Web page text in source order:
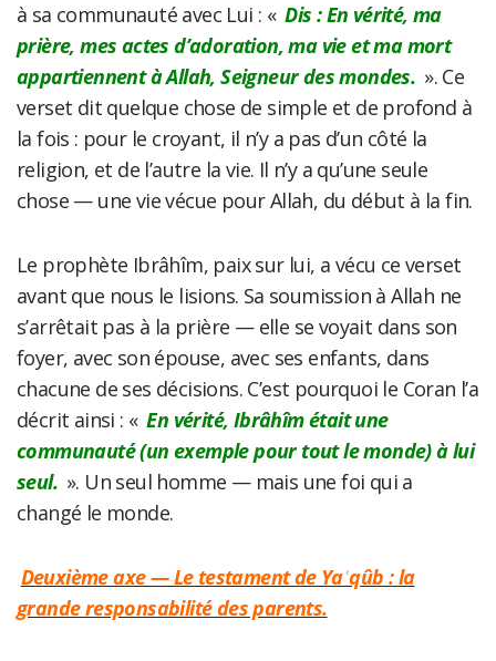
à sa communauté avec Lui : « Dis : En vérité, ma
prière, mes actes d’adoration, ma vie et ma mort
appartiennent à Allah, Seigneur des mondes. ». Ce
verset dit quelque chose de simple et de profond à
la fois : pour le croyant, il n’y a pas d’un côté la
religion, et de l’autre la vie. Il n’y a qu’une seule
chose — une vie vécue pour Allah, du début à la fin.
Le prophète Ibrâhîm, paix sur lui, a vécu ce verset
avant que nous le lisions. Sa soumission à Allah ne
s’arrêtait pas à la prière — elle se voyait dans son
foyer, avec son épouse, avec ses enfants, dans
chacune de ses décisions. C’est pourquoi le Coran l’a
décrit ainsi : « En vérité, Ibrâhîm était une
communauté (un exemple pour tout le monde) à lui
seul. ». Un seul homme — mais une foi qui a
changé le monde.
Deuxième axe — Le testament de Yaʿqûb : la
grande responsabilité des parents.